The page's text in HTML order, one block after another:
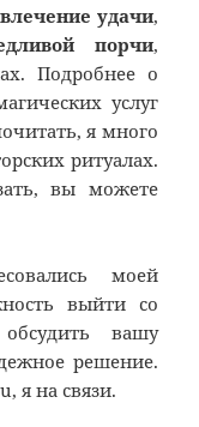
удачи,
порчи,
Подробнее о
услуг
я много
ритуалах.
вы можете
моей
выйти со
вашу
решение.
я на связи.